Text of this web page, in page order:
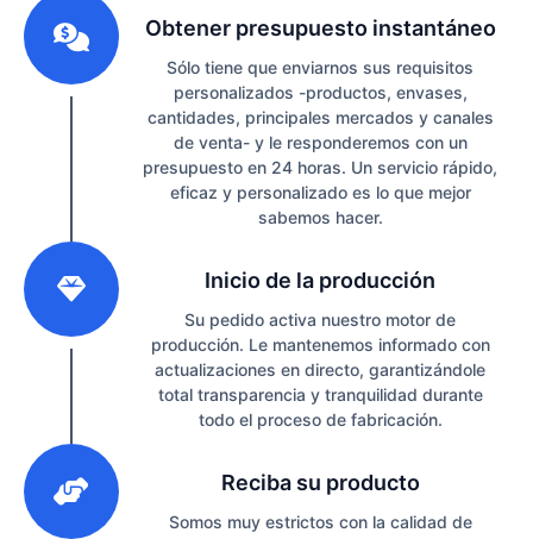
Obtener presupuesto instantáneo
Sólo tiene que enviarnos sus requisitos
personalizados -productos, envases,
cantidades, principales mercados y canales
de venta- y le responderemos con un
presupuesto en 24 horas. Un servicio rápido,
eficaz y personalizado es lo que mejor
sabemos hacer.
Inicio de la producción
Su pedido activa nuestro motor de
producción. Le mantenemos informado con
actualizaciones en directo, garantizándole
total transparencia y tranquilidad durante
todo el proceso de fabricación.
Reciba su producto
Somos muy estrictos con la calidad de